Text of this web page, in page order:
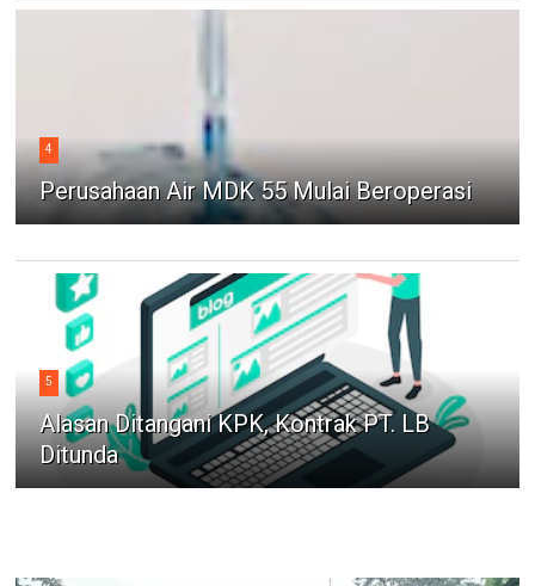
4
Perusahaan Air MDK 55 Mulai Beroperasi
5
Alasan Ditangani KPK, Kontrak PT. LB
Ditunda